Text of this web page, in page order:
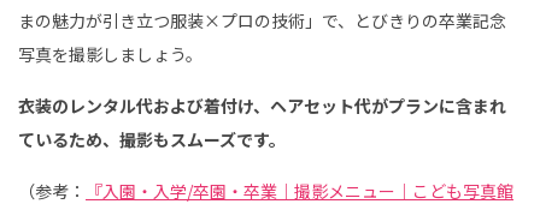
まの魅力が引き立つ服装×プロの技術」で、とびきりの卒業記念
写真を撮影しましょう。
衣装のレンタル代および着付け、ヘアセット代がプランに含まれ
ているため、撮影もスムーズです。
（参考：
『入園・入学/卒園・卒業｜撮影メニュー｜こども写真館